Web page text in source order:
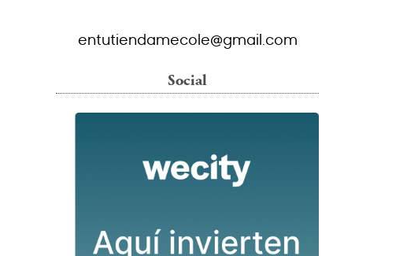
entutiendamecole@gmail.com
Social